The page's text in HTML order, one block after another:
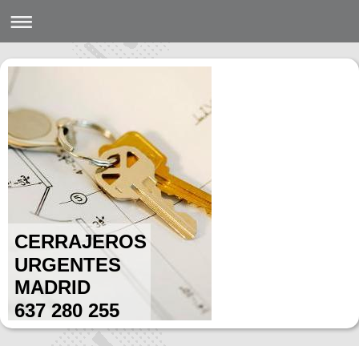
CERRAJEROS
URGENTES
MADRID
637 280 255